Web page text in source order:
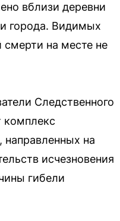
вблизи деревни
города. Видимых
смерти на месте не
Следственного
комплекс
направленных на
исчезновения
гибели